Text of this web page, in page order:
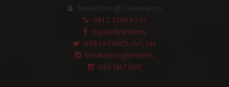
PERLEBAHAN
Terlepas dari Preeklamsia Ketika Hamil
dengan Bantuan Produk Alami HDI
Nafsu Makan Membaik dan Berat Badan
0812 3269 6143
royaljelly.leaders
BREAKTHROUGH_GN
breakthroughleaders
HDI NATURE